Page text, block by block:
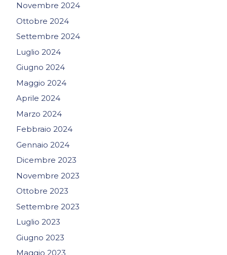
Novembre 2024
Ottobre 2024
Settembre 2024
Luglio 2024
Giugno 2024
Maggio 2024
Aprile 2024
Marzo 2024
Febbraio 2024
Gennaio 2024
Dicembre 2023
Novembre 2023
Ottobre 2023
Settembre 2023
Luglio 2023
Giugno 2023
Maggio 2023